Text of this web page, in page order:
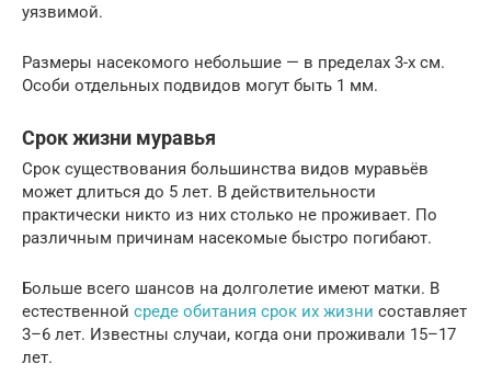
уязвимой.
Размеры насекомого небольшие — в пределах 3-х см.
Особи отдельных подвидов могут быть 1 мм.
Срок жизни муравья
Срок существования большинства видов муравьёв
может длиться до 5 лет. В действительности
практически никто из них столько не проживает. По
различным причинам насекомые быстро погибают.
Больше всего шансов на долголетие имеют матки. В
естественной среде обитания срок их жизни составляет
3–6 лет. Известны случаи, когда они проживали 15–17
лет.